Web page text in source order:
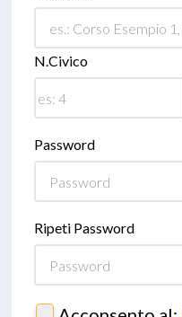
N.Civico
Password
Ripeti Password